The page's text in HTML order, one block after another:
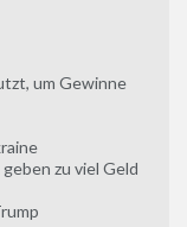
um Gewinne
zu viel Geld